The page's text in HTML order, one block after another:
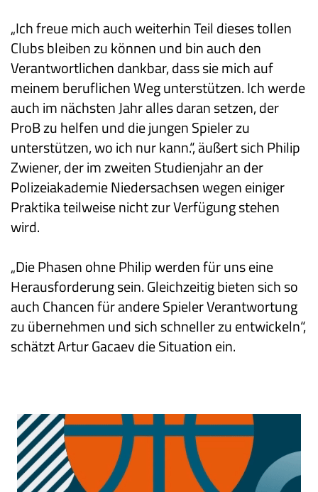
„Ich freue mich auch weiterhin Teil dieses tollen
Clubs bleiben zu können und bin auch den
Verantwortlichen dankbar, dass sie mich auf
meinem beruflichen Weg unterstützen. Ich werde
auch im nächsten Jahr alles daran setzen, der
ProB zu helfen und die jungen Spieler zu
unterstützen, wo ich nur kann.“, äußert sich Philip
Zwiener, der im zweiten Studienjahr an der
Polizeiakademie Niedersachsen wegen einiger
Praktika teilweise nicht zur Verfügung stehen
wird.
„Die Phasen ohne Philip werden für uns eine
Herausforderung sein. Gleichzeitig bieten sich so
auch Chancen für andere Spieler Verantwortung
zu übernehmen und sich schneller zu entwickeln“,
schätzt Artur Gacaev die Situation ein.